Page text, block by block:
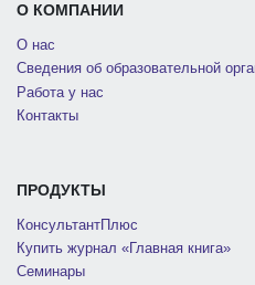
О КОМПАНИИ
О нас
Сведения об образовательной
Работа у нас
Контакты
ПРОДУКТЫ
КонсультантПлюс
Купить журнал «Главная книга»
Семинары